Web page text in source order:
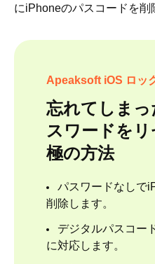
にiPhoneのパスコードを削
Apeaksoft iOS ロッ
忘れてしま
スワードを
極の方法
パスワードなしで
削除します。
デジタルパスコー
に対応します。